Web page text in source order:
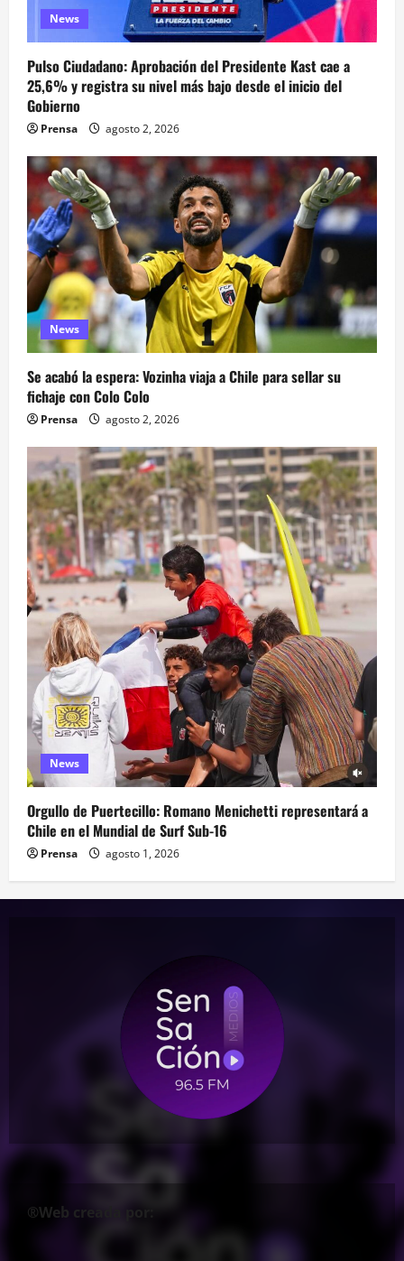
News
Pulso Ciudadano: Aprobación del Presidente Kast cae a
25,6% y registra su nivel más bajo desde el inicio del
Gobierno
Prensa agosto 2, 2026
News
Se acabó la espera: Vozinha viaja a Chile para sellar su
fichaje con Colo Colo
Prensa agosto 2, 2026
News
Orgullo de Puertecillo: Romano Menichetti representará a
Chile en el Mundial de Surf Sub-16
Prensa agosto 1, 2026
®Web creada por: